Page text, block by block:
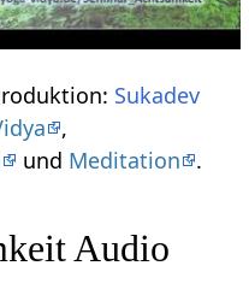
Sukadev
,
und Meditation .
Audio